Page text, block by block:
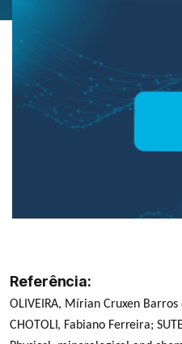
Referência:
OLIVEIRA, Mírian Cruxen Barros
CHOTOLI, Fabiano Ferreira;